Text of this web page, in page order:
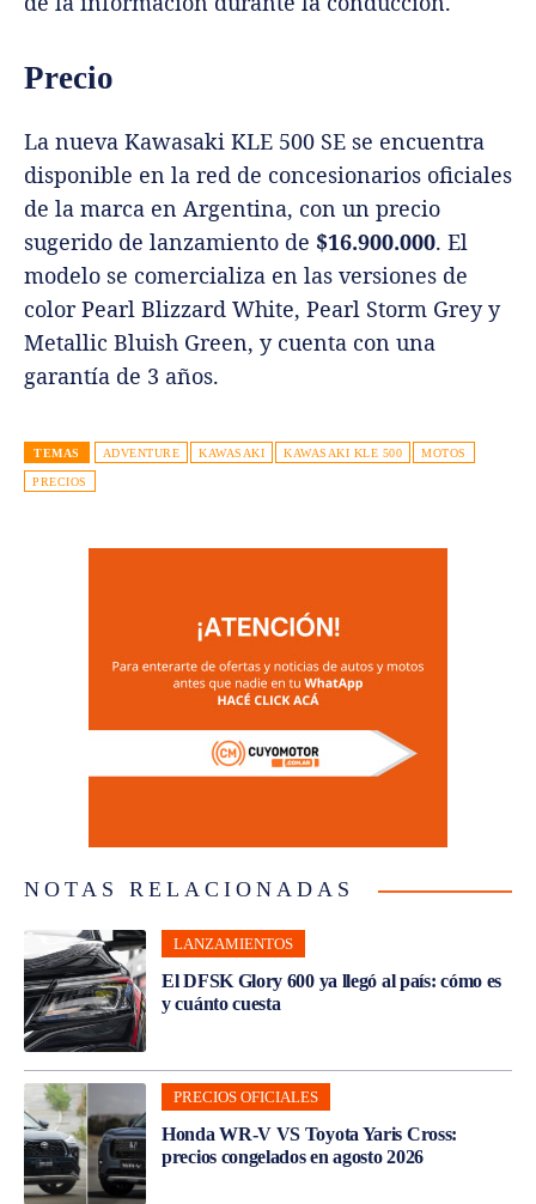
Precio
La nueva Kawasaki KLE 500 SE se encuentra
disponible en la red de concesionarios oficiales
de la marca en Argentina, con un precio
sugerido de lanzamiento de $16.900.000. El
modelo se comercializa en las versiones de
color Pearl Blizzard White, Pearl Storm Grey y
Metallic Bluish Green, y cuenta con una
garantía de 3 años.
TEMAS ADVENTURE KAWASAKI KAWASAKI KLE 500 MOTOS
PRECIOS
NOTAS RELACIONADAS
LANZAMIENTOS
El DFSK Glory 600 ya llegó al país: cómo es
y cuánto cuesta
PRECIOS OFICIALES
Honda WR-V VS Toyota Yaris Cross:
precios congelados en agosto 2026